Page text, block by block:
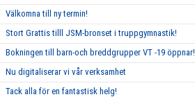
Välkomna till ny termin!
Stort Grattis tilll JSM-bronset i truppgymnastik!
Bokningen till barn-och breddgrupper VT -19 öppnar!
Nu digitaliserar vi vår verksamhet
Tack alla för en fantastisk helg!